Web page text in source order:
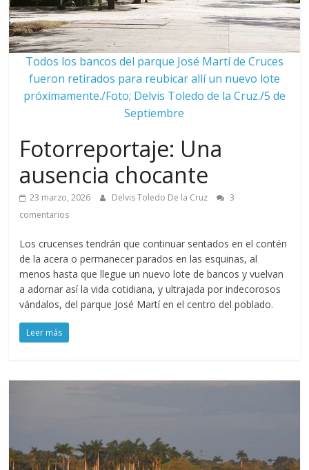
Todos los bancos del parque José Martí de Cruces
fueron retirados para reubicar allí un nuevo lote
próximamente./Foto; Delvis Toledo de la Cruz./5 de
Septiembre
Fotorreportaje: Una
ausencia chocante
23 marzo, 2026 Delvis Toledo De la Cruz
3
comentarios
Los crucenses tendrán que continuar sentados en el contén
de la acera o permanecer parados en las esquinas, al
menos hasta que llegue un nuevo lote de bancos y vuelvan
a adornar así la vida cotidiana, y ultrajada por indecorosos
vándalos, del parque José Martí en el centro del poblado.
Leer más